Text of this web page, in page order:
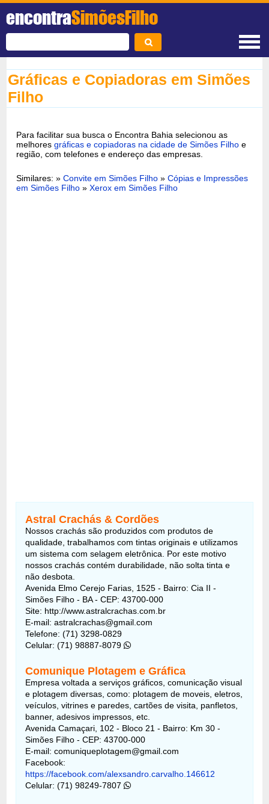
encontraSimõesFilho
Gráficas e Copiadoras em Simões
Filho
Para facilitar sua busca o Encontra Bahia selecionou as
melhoresgráficas e copiadoras na cidade de Simões Filho e
região, com telefones e endereço das empresas.
Similares: »Convite em Simões Filho »Cópias e Impressões
em Simões Filho »Xerox em Simões Filho
Astral Crachás & Cordões
Nossos crachás são produzidos com produtos de
qualidade, trabalhamos com tintas originais e utilizamos
um sistema com selagem eletrônica. Por este motivo
nossos crachás contém durabilidade, não solta tinta e
não desbota.
Avenida Elmo Cerejo Farias, 1525 - Bairro: Cia II -
Simões Filho - BA - CEP: 43700-000
Site: http://www.astralcrachas.com.br
E-mail: astralcrachas@gmail.com
Telefone: (71) 3298-0829
Celular: (71) 98887-8079
Comunique Plotagem e Gráfica
Empresa voltada a serviços gráficos, comunicação visual
e plotagem diversas, como: plotagem de moveis, eletros,
veículos, vitrines e paredes, cartões de visita, panfletos,
banner, adesivos impressos, etc.
Avenida Camaçari, 102 - Bloco 21 - Bairro: Km 30 -
Simões Filho - CEP: 43700-000
E-mail: comuniqueplotagem@gmail.com
Facebook:
https://facebook.com/alexsandro.carvalho.146612
Celular: (71) 98249-7807